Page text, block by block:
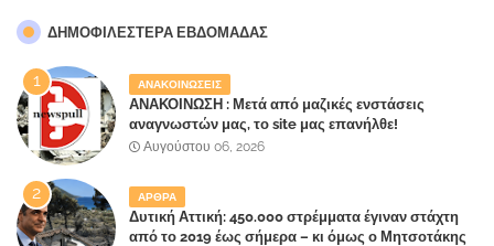
ΔΗΜΟΦΙΛΈΣΤΕΡΑ ΕΒΔΟΜΆΔΑΣ
ΑΝΑΚΟΙΝΩΣΕΙΣ
ΑΝΑΚΟΙΝΩΣΗ : Μετά από μαζικές ενστάσεις
αναγνωστών μας, το site μας επανήλθε!
Αυγούστου 06, 2026
ΑΡΘΡΑ
Δυτική Αττική: 450.000 στρέμματα έγιναν στάχτη
από το 2019 έως σήμερα – κι όμως ο Μητσοτάκης